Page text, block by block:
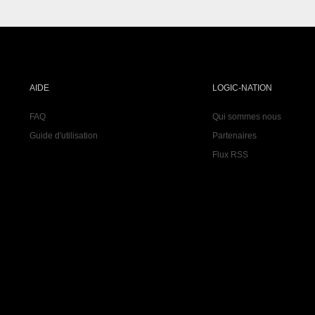
AIDE
FAQ
Guide d'utilisation
LOGIC-NATION
Qui sommes nous
Partenaires
Flux RSS